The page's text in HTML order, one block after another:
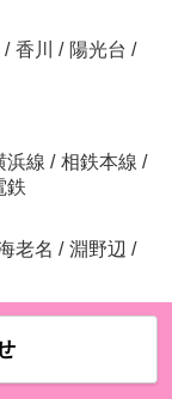
/ 香川 / 陽光台 /
浜線 / 相鉄本線 /
鉄
老名 / 淵野辺 /